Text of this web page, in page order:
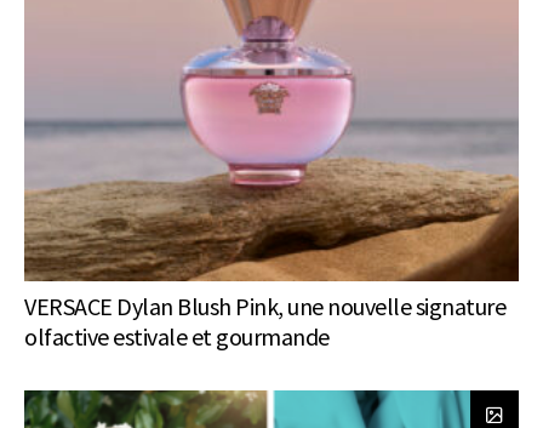
VERSACE Dylan Blush Pink, une nouvelle signature
olfactive estivale et gourmande